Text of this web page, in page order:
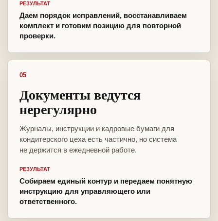
РЕЗУЛЬТАТ
Даем порядок исправлений, восстанавливаем
комплект и готовим позицию для повторной
проверки.
05
Документы ведутся
нерегулярно
Журналы, инструкции и кадровые бумаги для
кондитерского цеха есть частично, но система
не держится в ежедневной работе.
РЕЗУЛЬТАТ
Собираем единый контур и передаем понятную
инструкцию для управляющего или
ответственного.